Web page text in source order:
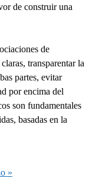
de construir una
de
transparentar la
partes, evitar
por encima del
son fundamentales
basadas en la
»